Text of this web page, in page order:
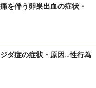
でない人と比べる
が報告されており、
レン酸を積極的に補
レン酸は、月見草な
を伴う卵巣出血の症状・
ダ症の症状・原因…性行為